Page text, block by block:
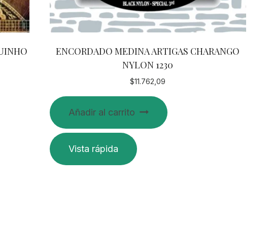
ENCORDADO MEDINA ARTIGAS CHARANGO
NYLON 1230
$11.762,09
Añadir al carrito
Vista rápida